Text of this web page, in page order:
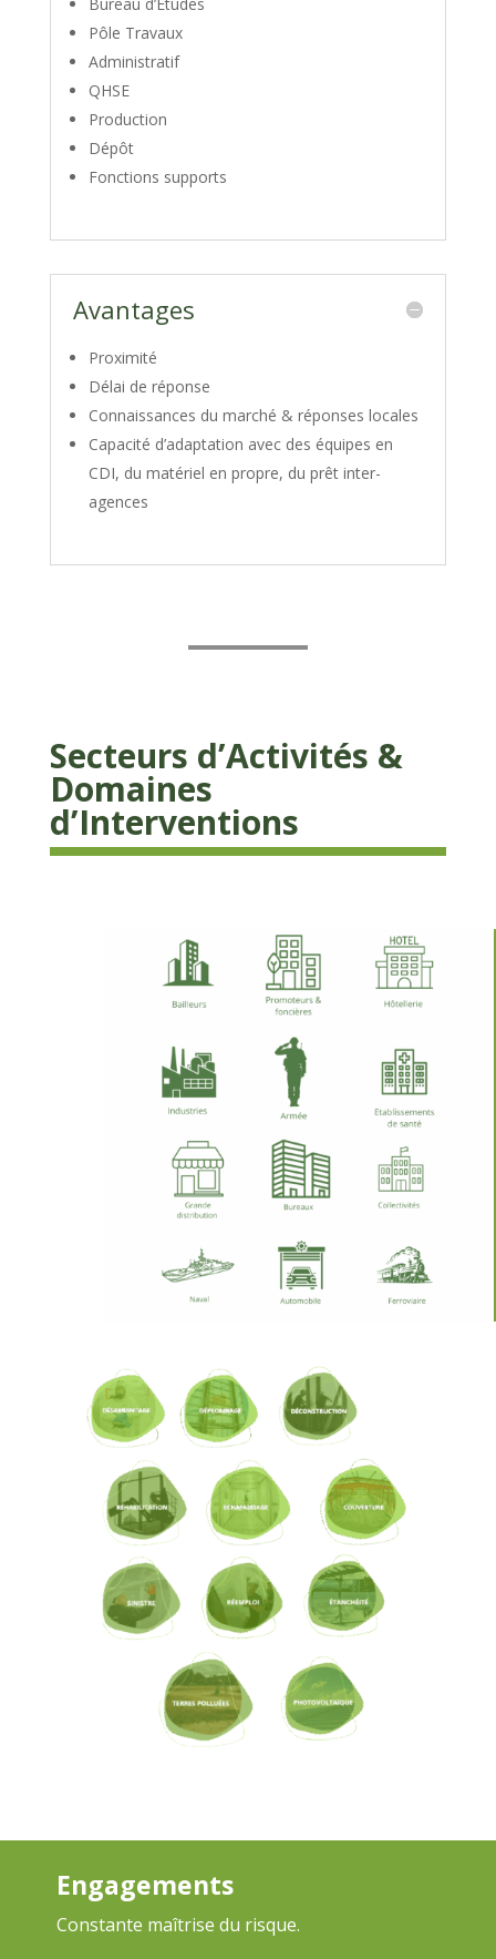
Bureau d’Études
Pôle Travaux
Administratif
QHSE
Production
Dépôt
Fonctions supports
Avantages
Proximité
Délai de réponse
Connaissances du marché & réponses locales
Capacité d’adaptation avec des équipes en
CDI, du matériel en propre, du prêt inter-
agences
Secteurs d’Activités &
Domaines
d’Interventions
Engagements
Constante maîtrise du risque.